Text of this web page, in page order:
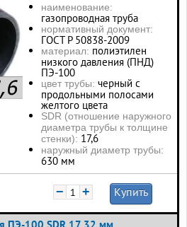
наименование:
газопроводная труба
нормативный документ:
ГОСТ Р 50838-2009
материал: полиэтилен
низкого давления (ПНД)
ПЭ-100
цвет трубы: черный с
продольными полосами
желтого цвета
SDR (отношение наружного
диаметра трубы к толщине
стенки): 17,6
наружный диаметр трубы:
630 мм
− + Купить